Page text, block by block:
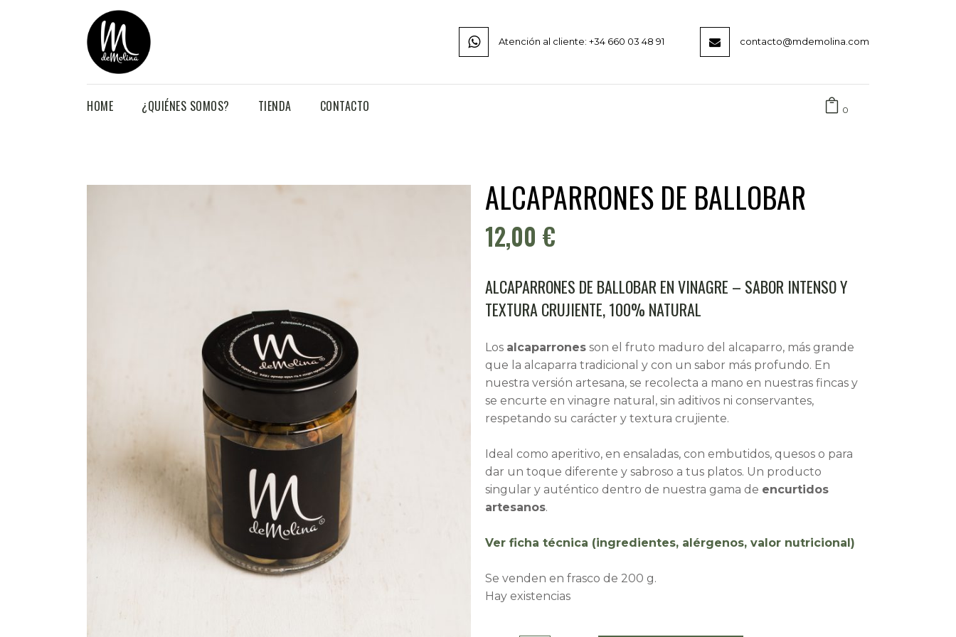
Atención al cliente: +34 660 03 48 91 contacto@mdemolina.com
HOME ¿QUIÉNES SOMOS? TIENDA CONTACTO 0
ALCAPARRONES DE BALLOBAR
12,00 €
ALCAPARRONES DE BALLOBAR EN VINAGRE – SABOR INTENSO Y
TEXTURA CRUJIENTE, 100% NATURAL
Los alcaparrones son el fruto maduro del alcaparro, más grande
que la alcaparra tradicional y con un sabor más profundo. En
nuestra versión artesana, se recolecta a mano en nuestras fincas y
se encurte en vinagre natural, sin aditivos ni conservantes,
respetando su carácter y textura crujiente.
Ideal como aperitivo, en ensaladas, con embutidos, quesos o para
dar un toque diferente y sabroso a tus platos. Un producto
singular y auténtico dentro de nuestra gama de encurtidos
artesanos.
Ver ficha técnica (ingredientes, alérgenos, valor nutricional)
Se venden en frasco de 200 g.
Hay existencias